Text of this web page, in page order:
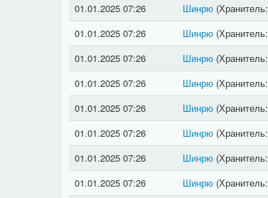
01.01.2025 07:26
Шинрю(Хранитель:
01.01.2025 07:26
Шинрю(Хранитель:
01.01.2025 07:26
Шинрю(Хранитель:
01.01.2025 07:26
Шинрю(Хранитель:
01.01.2025 07:26
Шинрю(Хранитель:
01.01.2025 07:26
Шинрю(Хранитель:
01.01.2025 07:26
Шинрю(Хранитель:
01.01.2025 07:26
Шинрю(Хранитель: